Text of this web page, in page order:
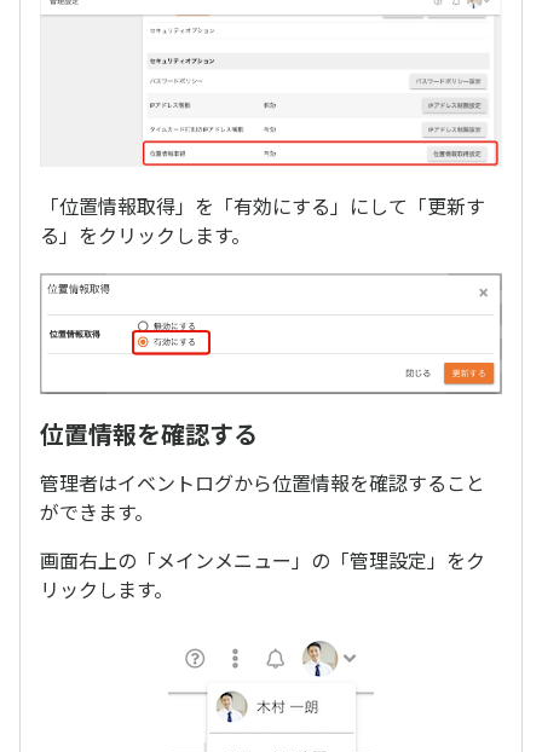
「位置情報取得」を「有効にする」にして「更新す
る」をクリックします。
位置情報を確認する
管理者はイベントログから位置情報を確認すること
ができます。
画面右上の「メインメニュー」の「管理設定」をク
リックします。